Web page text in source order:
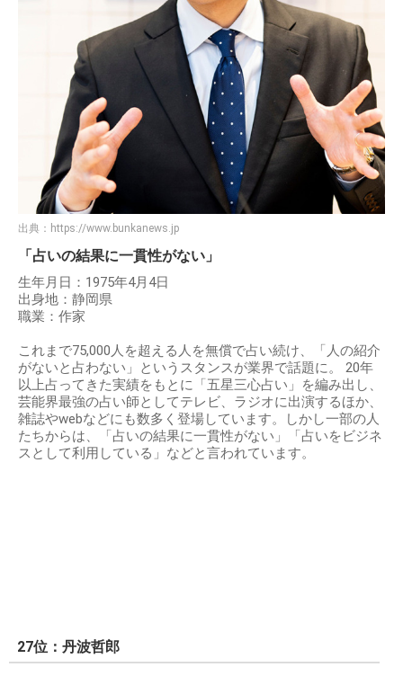
出典： https://www.bunkanews.jp
「占いの結果に一貫性がない」
生年月日：1975年4月4日
出身地：静岡県
職業：作家
これまで75,000人を超える人を無償で占い続け、「人の紹介
がないと占わない」というスタンスが業界で話題に。 20年
以上占ってきた実績をもとに「五星三心占い」を編み出し、
芸能界最強の占い師としてテレビ、ラジオに出演するほか、
雑誌やwebなどにも数多く登場しています。しかし一部の人
たちからは、「占いの結果に一貫性がない」「占いをビジネ
スとして利用している」などと言われています。
27位：丹波哲郎